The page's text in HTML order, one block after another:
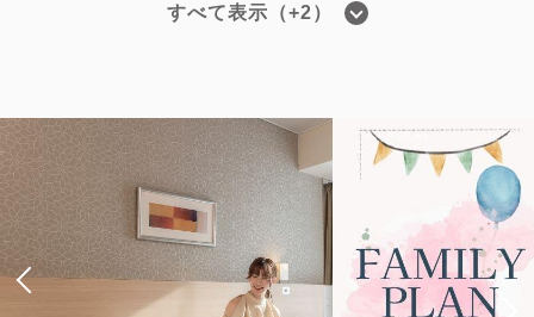
税・サービス料込
会員価格 42,250 円
禁煙 19.00m 2 1~4名
シングルサイズ / 幅90-130cm×2
Wi-Fiあり（無料）
すべて表示（+2）